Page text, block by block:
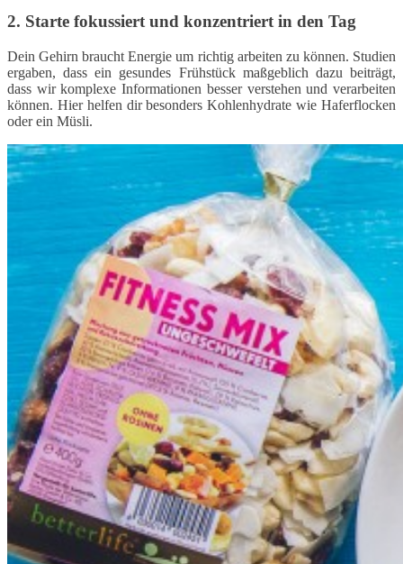
2. Starte fokussiert und konzentriert in den Tag
Dein Gehirn braucht Energie um richtig arbeiten zu können. Studien
ergaben, dass ein gesundes Frühstück maßgeblich dazu beiträgt,
dass wir komplexe Informationen besser verstehen und verarbeiten
können. Hier helfen dir besonders Kohlenhydrate wie Haferflocken
oder ein Müsli.